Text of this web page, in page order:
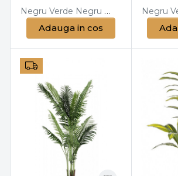
Negru Verde Negru Verde Negru
Adauga in cos
Negru